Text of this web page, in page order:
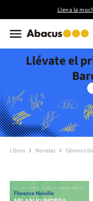
Llena la
Llévate el
Libros Novelas Géneros